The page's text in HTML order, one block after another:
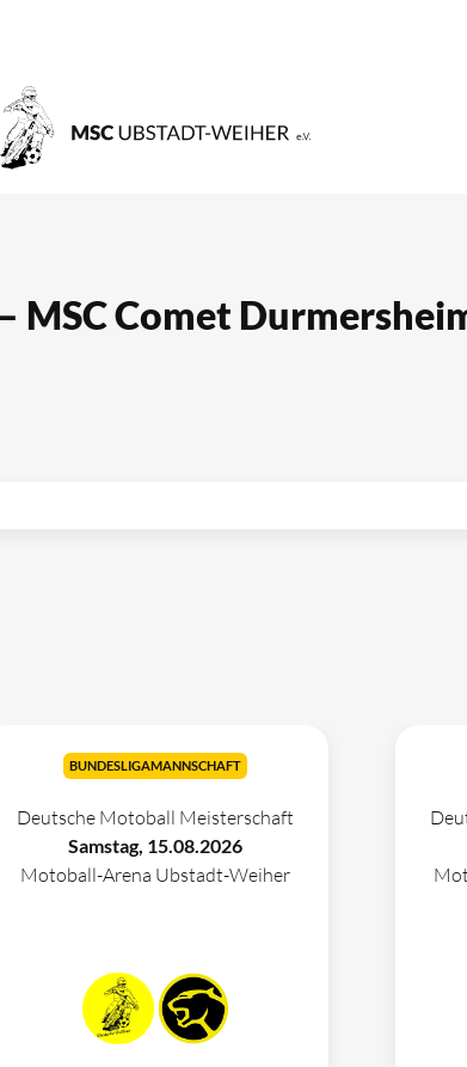
MSC Comet
BUNDESLIGAMANNSCHAFT
Deutsche Motoball Meisterschaft
Samstag, 15.08.2026
Motoball-Arena Ubstadt-Weiher